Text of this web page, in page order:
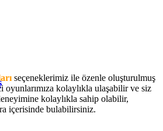
seçeneklerimiz ile özenle oluşturulmuş
kolaylıkla ulaşabilir ve siz
kolaylıkla sahip olabilir,
içerisinde bulabilirsiniz.